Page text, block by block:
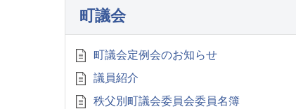
町議会
町議会定例会のお知らせ
議員紹介
秩父別町議会委員会委員名簿